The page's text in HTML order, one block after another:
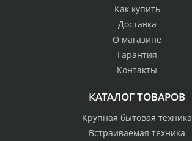
Как купить
Доставка
О магазине
Гарантия
Контакты
КАТАЛОГ ТОВАРОВ
Крупная бытовая техника
Встраиваемая техника